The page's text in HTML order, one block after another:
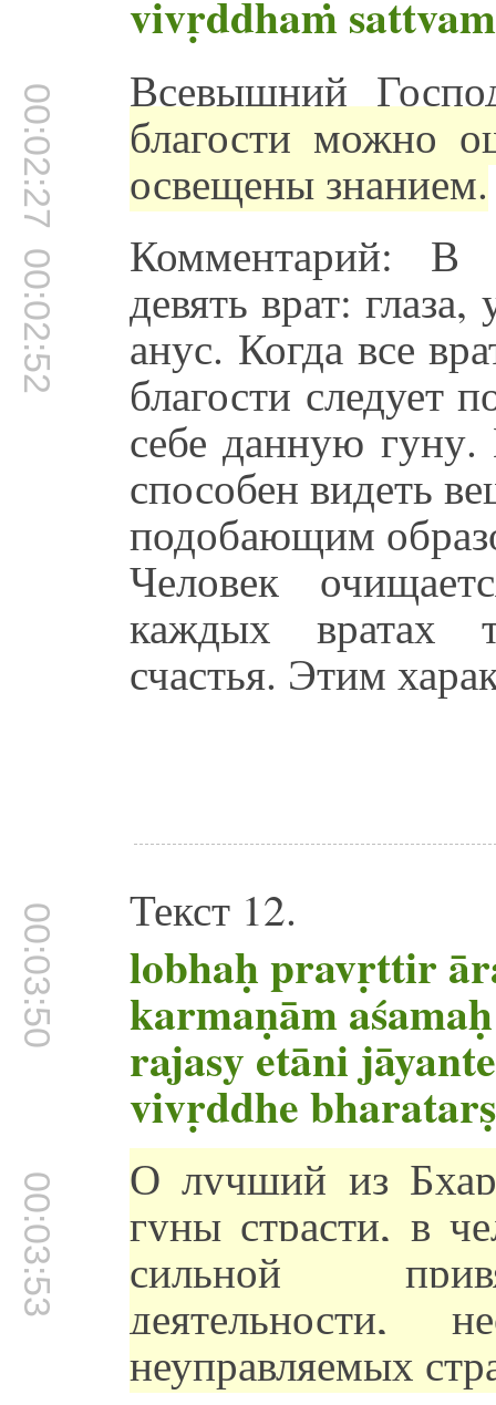
vivṛddhaṁ
00:02:27 Всевышний
благости можно
освещены знанием.
00:02:52 Комментарий: В
девять врат:
анус. Когда все
благости следует
себе данную гуну.
способен видеть
подобающим
Человек
каждых вратах
счастья. Этим
00:03:50 Текст 12.
lobhaḥ pravṛttir
karmaṇām
rajasy etāni jāyante
vivṛddhe
00:03:53 О лучший из
гуны страсти, в
сильной
деятельности,
неуправляемых